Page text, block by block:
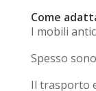
Come
I mobili
Spesso
Il trasporto